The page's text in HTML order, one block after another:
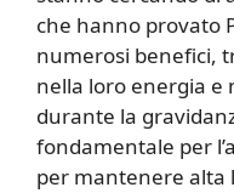
che hanno provato
numerosi benefici,
nella loro energia e
durante la
fondamentale per
per mantenere alta